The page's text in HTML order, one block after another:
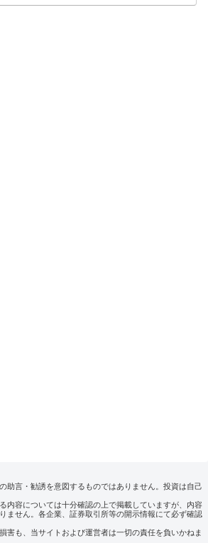
助言・勧誘を意図するものではありません。投資は自己
内容については十分確認の上で掲載していますが、内容
ません。各企業、証券取引所等の開示情報にて必ず確認
害も、当サイトおよび運営者は一切の責任を負いかねま